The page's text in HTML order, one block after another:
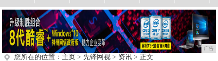
广告
您所在的位置： 主页 > 先锋网视> 资讯> 正文